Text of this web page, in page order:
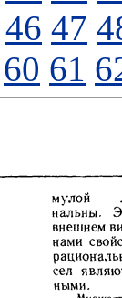
46 47
60 61